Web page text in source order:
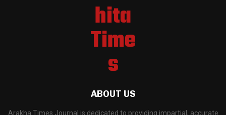
ABOUT US
Arakha Times Journal is dedicated to providing impartial, accurate